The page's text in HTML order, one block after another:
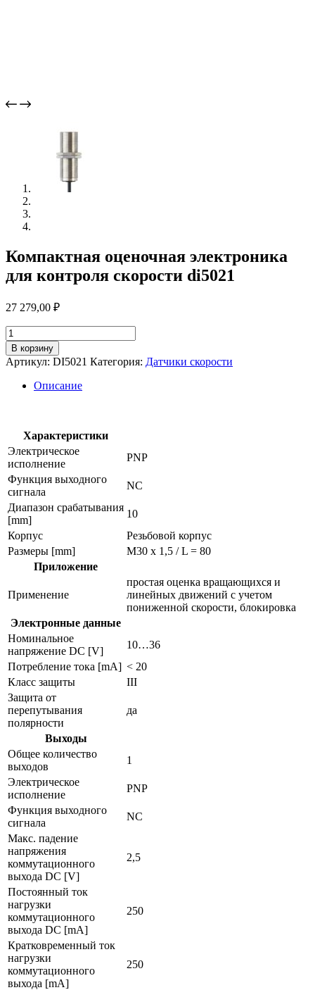
Компактная оценочная электроника
для контроля скорости di5021
27 279,00 ₽
Количество
товара
Компактная
оценочная
электроника
di5021
В корзину
Артикул: DI5021 Категория: Датчики скорости
Описание
Характеристики
Электрическое
исполнение
PNP
Функция выходного
сигнала
NC
Диапазон срабатывания
[mm]
10
Корпус
Резьбовой корпус
Размеры [mm]
M30 x 1,5 / L = 80
Приложение
Применение
простая оценка вращающихся и
линейных движений с учетом
пониженной скорости, блокировка
Электронные данные
Номинальное
напряжение DC [V]
10…36
Потребление тока [mA] < 20
Класс защиты
III
Защита от
перепутывания
полярности
да
Выходы
Общее количество
выходов
1
Электрическое
исполнение
PNP
Функция выходного
сигнала
NC
Макс. падение
напряжения
коммутационного
выхода DC [V]
2,5
Постоянный ток
нагрузки
коммутационного
выхода DC [mA]
250
Кратковременный ток
нагрузки
коммутационного
выхода [mA]
250